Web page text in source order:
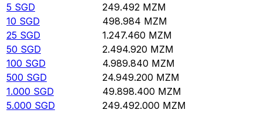
5 SGD 249.492 MZM
10 SGD 498.984 MZM
25 SGD 1.247.460 MZM
50 SGD 2.494.920 MZM
100 SGD 4.989.840 MZM
500 SGD 24.949.200 MZM
1.000 SGD 49.898.400 MZM
5.000 SGD 249.492.000 MZM